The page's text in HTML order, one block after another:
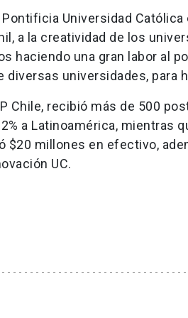
Universidad
a la creatividad de los
haciendo una gran labor al
universidades, para
Chile, recibió más de 500
a Latinoamérica, mientras
$20 millones en efectivo,
UC.